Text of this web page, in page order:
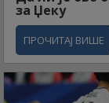
за Џеку
ПРОЧИТАЈ ВИШЕ